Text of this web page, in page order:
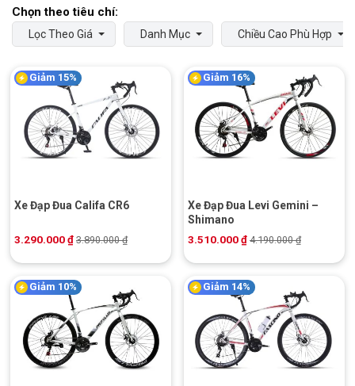
Lọc Theo Giá Danh Mục Chiều Cao Phù Hợp
Giảm 15%
Xe Đạp Đua Califa CR6
3.290.000₫ 3.890.000₫
Giảm 16%
Xe Đạp Đua Levi Gemini –
Shimano
3.510.000₫ 4.190.000₫
Giảm 10% Giảm 14%